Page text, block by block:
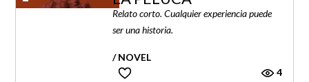
Relato corto. Cualquier experiencia puede
ser una historia.
/ NOVEL
4